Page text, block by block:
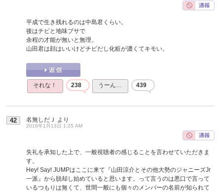
平成で生き残れるのは中島君くらい。
後はチビと地味ブサで
余程の才能が無いと無理。
山田君は顔はいいけどチビだし化粧が濃くてキモい。
それな！ 238 うーん… 439
42 名無しだＪ より
2016年1月13日 1:25 AM
失礼を承知した上で、一般視聴者の感じることを言わせていただきま
す。
Hey! Say! JUMPはここに来て『山田涼介とその他大勢のジャニーズJr
一派』から脱却し始めていると思います。って言うのは悪口で言って
いるつもりは無くて、世間一般にも個々のメンバーの名前が知られて